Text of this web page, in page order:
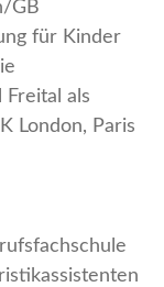
GB
für Kinder
Freital als
London, Paris